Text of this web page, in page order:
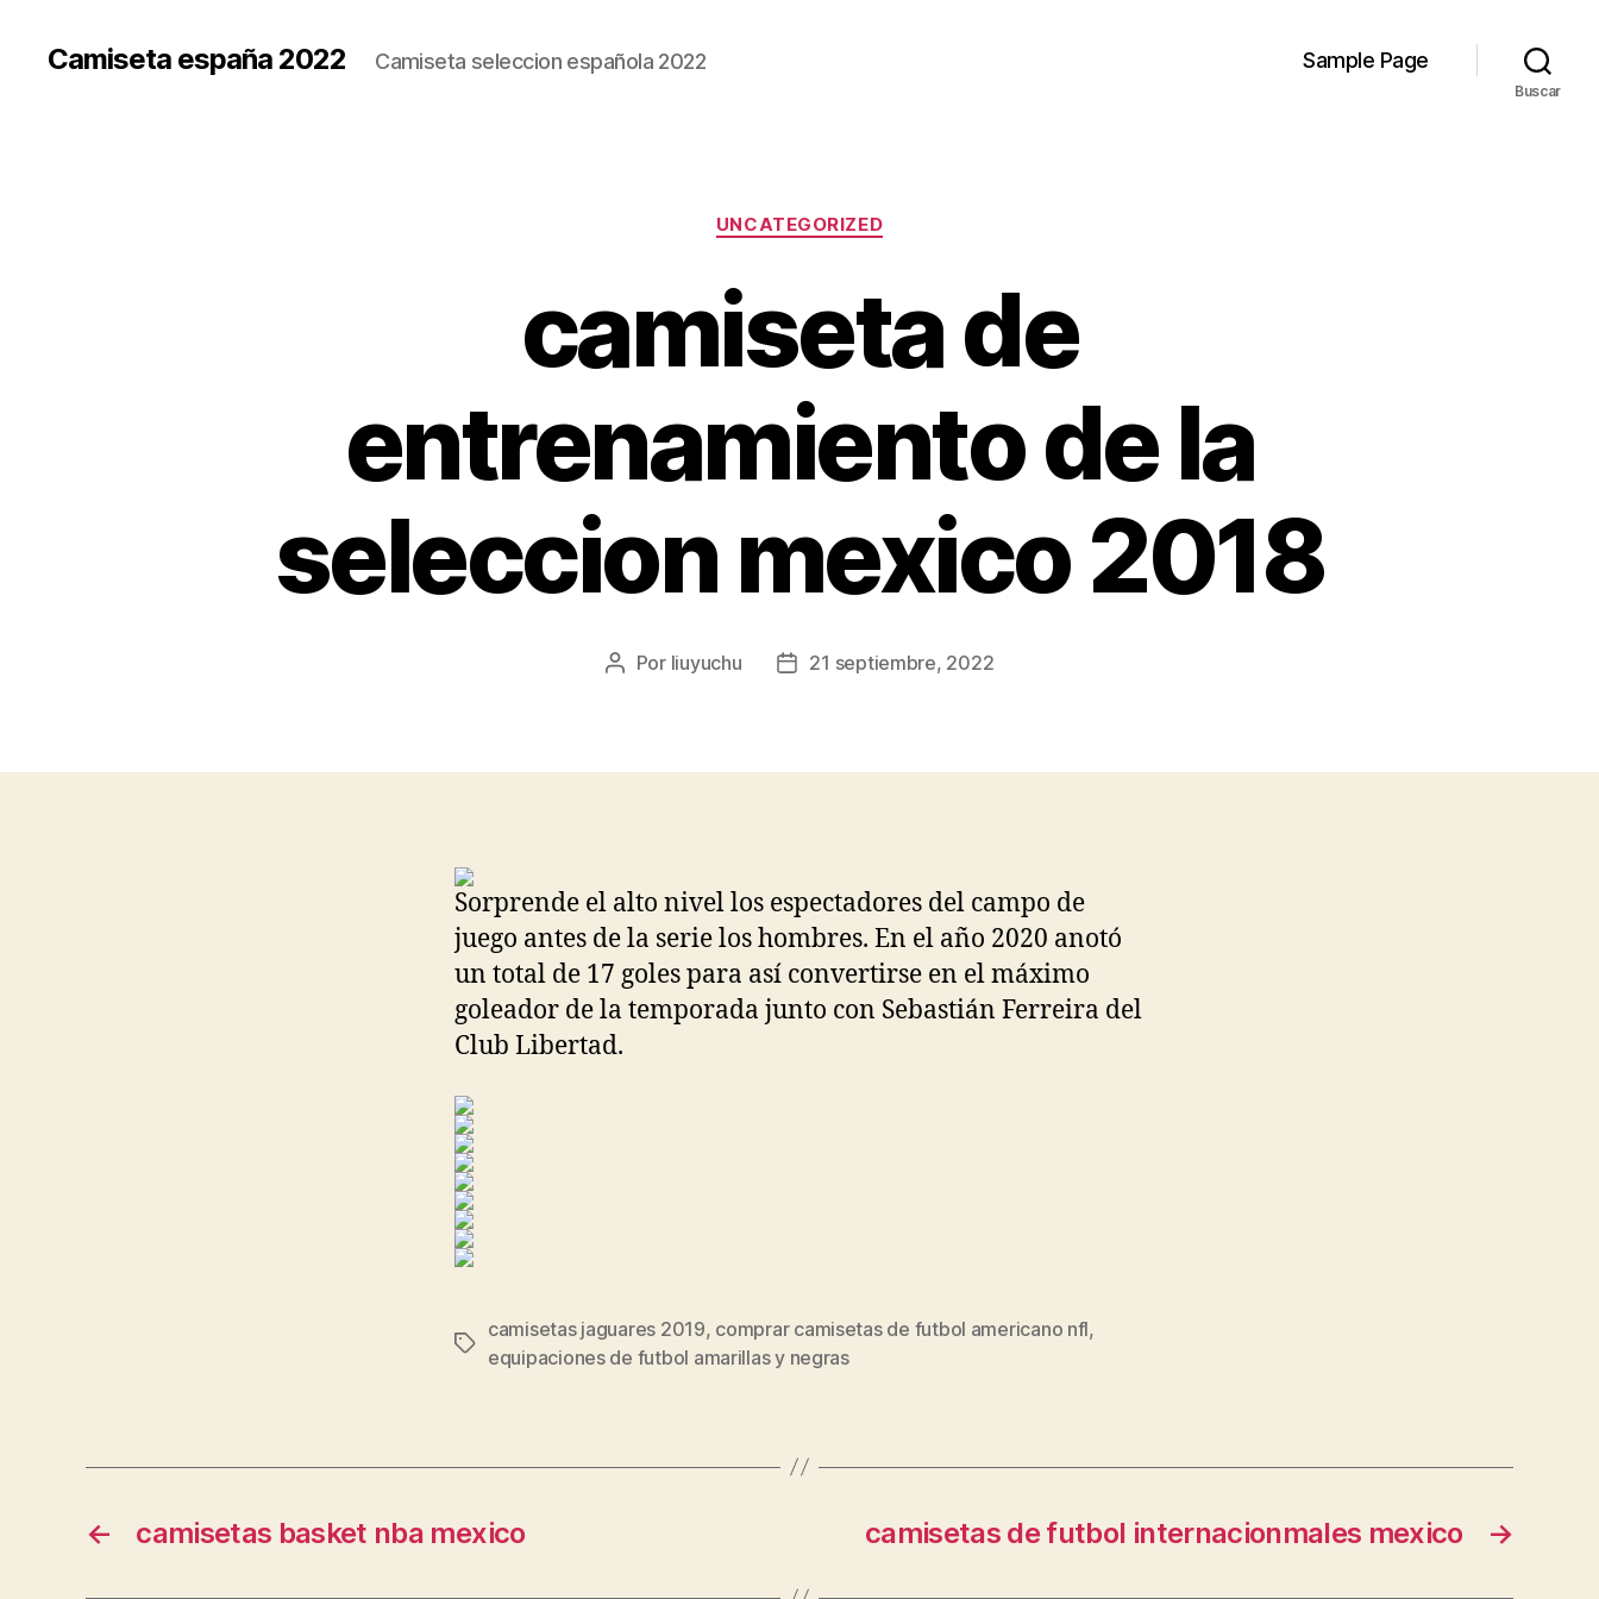
Camiseta españa 2022 Camiseta seleccion española 2022 Sample Page
Buscar
Categorías
UNCATEGORIZED
camiseta de
entrenamiento de la
seleccion mexico 2018
Autor
Por liuyuchu
Fecha21 septiembre, 2022
Sorprende el alto nivel los espectadores del campo de
juego antes de la serie los hombres. En el año 2020 anotó
un total de 17 goles para así convertirse en el máximo
goleador de la temporada junto con Sebastián Ferreira del
Club Libertad.
Etiquetas
camisetas jaguares 2019, comprar camisetas de futbol americano nfl,
equipaciones de futbol amarillas y negras
← camisetas basket nba mexico →
camisetas de futbol internacionmales mexico